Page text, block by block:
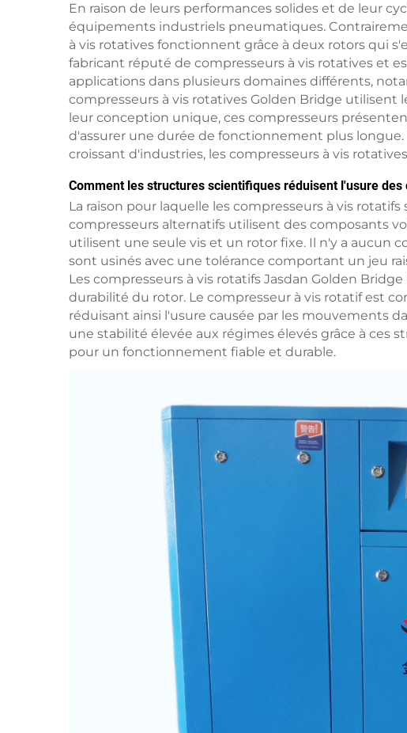
En raison de leurs performances solides et de leur
équipements industriels pneumatiques.
à vis rotatives fonctionnent grâce à deux rotors qui
fabricant réputé de compresseurs à vis rotatives et
applications dans plusieurs domaines différents,
compresseurs à vis rotatives Golden Bridge utilisent
leur conception unique, ces compresseurs
d'assurer une durée de fonctionnement plus
croissant d'industries, les compresseurs à vis
Comment les structures scientifiques réduisent l'usure
La raison pour laquelle les compresseurs à vis
compresseurs alternatifs utilisent des composants
utilisent une seule vis et un rotor fixe. Il n'y a
sont usinés avec une tolérance comportant un jeu
Les compresseurs à vis rotatifs Jasdan Golden
durabilité du rotor. Le compresseur à vis rotatif est
réduisant ainsi l'usure causée par les mouvements
une stabilité élevée aux régimes élevés grâce à
pour un fonctionnement fiable et durable.